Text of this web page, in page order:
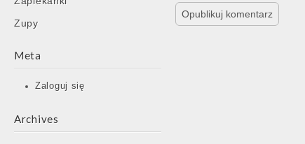
Zupy
Meta
Zaloguj się
Archives